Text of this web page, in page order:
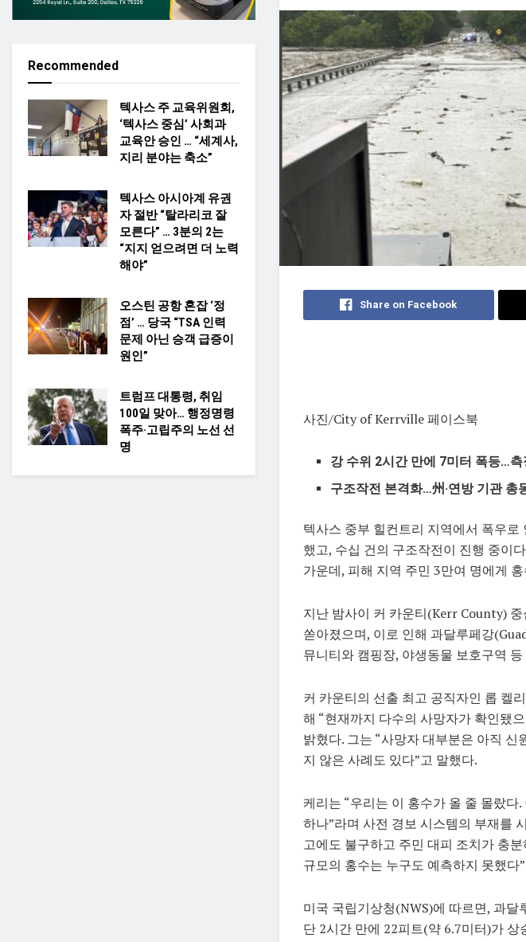
Share on Facebook
사진/City of Kerrville 페이스북
강 수위 2시간 만에 7미터 폭등…측
구조작전 본격화…州·연방 기관 총
텍사스 중부 힐컨트리 지역에서 폭우
했고, 수십 건의 구조작전이 진행 중이
가운데, 피해 지역 주민 3만여 명에게
지난 밤사이 커 카운티(Kerr County)
쏟아졌으며, 이로 인해 과달루페강
뮤니티와 캠핑장, 야생동물 보호구역
커 카운티의 선출 최고 공직자인 롭 켈
해 “현재까지 다수의 사망자가 확인됐
밝혔다. 그는 “사망자 대부분은 아직
지 않은 사례도 있다”고 말했다.
케리는 “우리는 이 홍수가 올 줄 몰랐
하나”라며 사전 경보 시스템의 부재를
고에도 불구하고 주민 대피 조치가 충
규모의 홍수는 누구도 예측하지 못했다
미국 국립기상청(NWS)에 따르면, 과
단 2시간 만에 22피트(약 6.7미터)가
Recommended
텍사스 주 교육위원회,
‘텍사스 중심’ 사회과
교육안 승인 … “세계사,
지리 분야는 축소”
텍사스 아시아계 유권
자 절반 “탈라리코 잘
모른다” … 3분의 2는
“지지 얻으려면 더 노력
해야”
오스틴 공항 혼잡 ‘정
점’ … 당국 “TSA 인력
문제 아닌 승객 급증이
원인”
트럼프 대통령, 취임
100일 맞아… 행정명령
폭주·고립주의 노선 선
명